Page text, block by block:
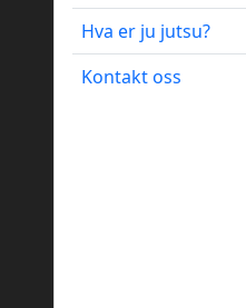
Hva er ju jutsu?
Kontakt oss